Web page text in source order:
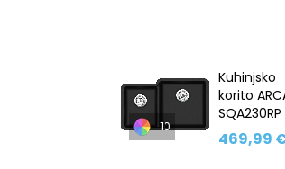
10
Kuhinjsko
korito
SQA230RP
469,99